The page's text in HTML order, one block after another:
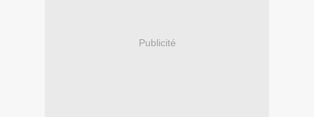
Publicité